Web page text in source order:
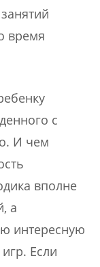
время
с
И чем
вполне
а
интересную
Если